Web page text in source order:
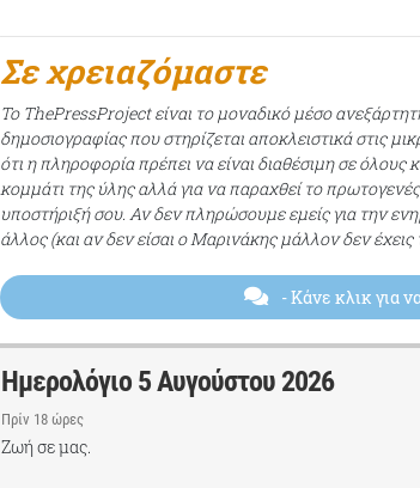
Σε χρειαζόμαστε
Το ThePressProject είναι το μοναδικό μέσο
δημοσιογραφίας που στηρίζεται αποκλειστικά στις
ότι η πληροφορία πρέπει να είναι διαθέσιμη σε
κομμάτι της ύλης αλλά για να παραχθεί το
υποστήριξή σου. Αν δεν πληρώσουμε εμείς για την
άλλος (και αν δεν είσαι ο Μαρινάκης μάλλον δεν έχεις
- Κάνε κλικ για
Ημερολόγιο 5 Αυγούστου 2026
Πρίν 18 ώρες
Ζωή σε μας.